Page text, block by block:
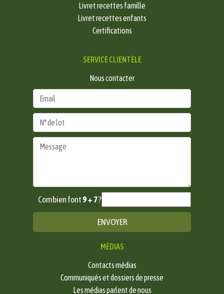
Livret recettes famille
Livret recettes enfants
Certifications
SERVICE CLIENTÈLE
Nous contacter
Combien font 9 + 7?
MÉDIAS
Contacts médias
Communiqués et dossiers de presse
Les médias parlent de nous